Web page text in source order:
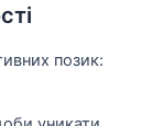
позик: